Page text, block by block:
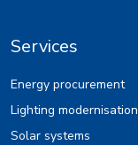
Services
Energy procurement
Lighting modernisation
Solar systems